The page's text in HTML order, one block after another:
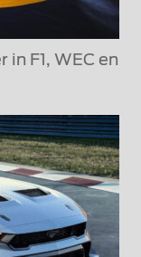
in F1, WEC en